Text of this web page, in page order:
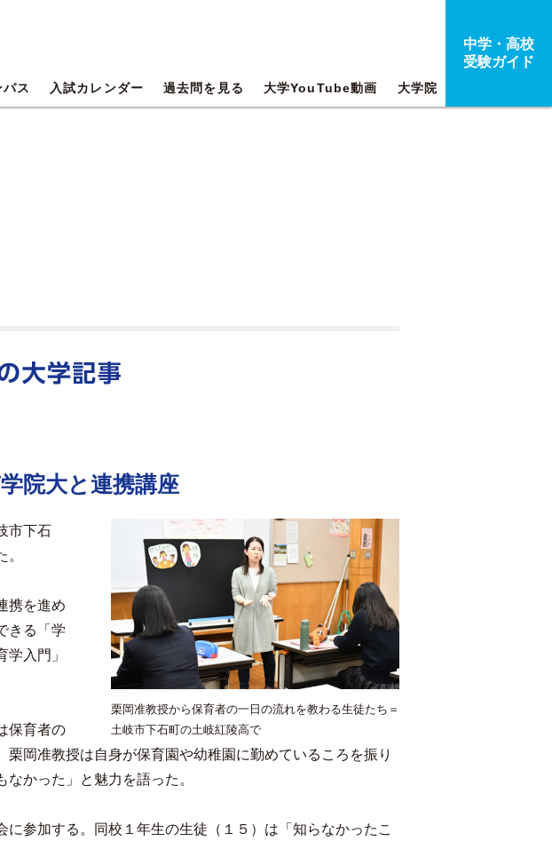
ス 入試カレンダー 過去問を見る 大学YouTube動画 大学院
中学・高校
受験ガイド
院大と連携講座
栗岡准教授から保育者の一日の流れを教わる生徒たち＝
土岐市下石町の土岐紅陵高で
市下石
携を進め
きる「学
入門」
保育者の
岡准教授は自身が保育園や幼稚園に勤めているころを振り
かった」と魅力を語った。
参加する。同校１年生の生徒（１５）は「知らなかったこ